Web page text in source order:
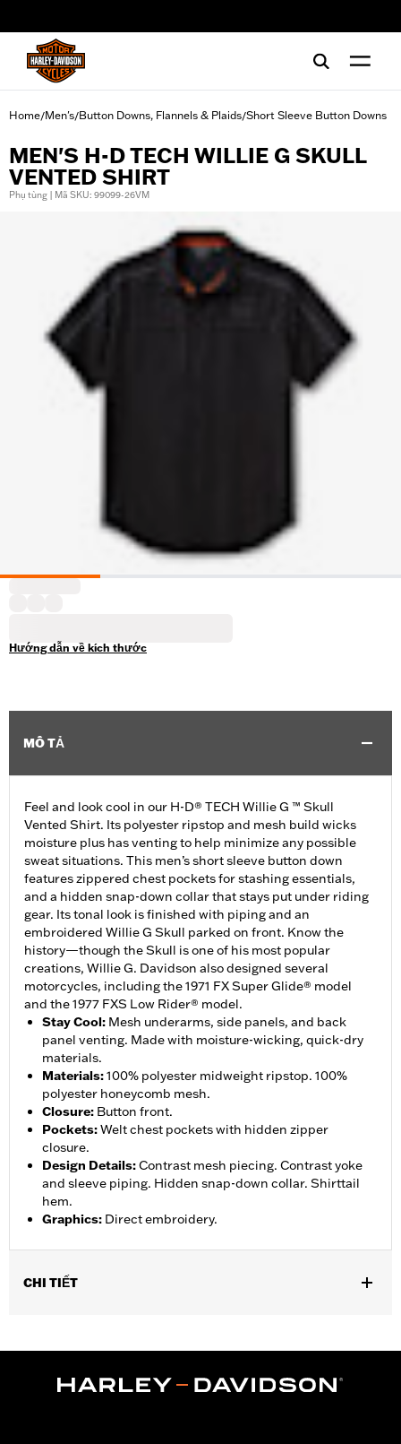
Home/Men's/Button Downs, Flannels & Plaids/Short Sleeve Button Downs
MEN'S H-D TECH WILLIE G SKULL
VENTED SHIRT
Phụ tùng | Mã SKU: 99099-26VM
Hướng dẫn về kích thước
MÔ TẢ
Feel and look cool in our H-D® TECH Willie G ™ Skull
Vented Shirt. Its polyester ripstop and mesh build wicks
moisture plus has venting to help minimize any possible
sweat situations. This men’s short sleeve button down
features zippered chest pockets for stashing essentials,
and a hidden snap-down collar that stays put under riding
gear. Its tonal look is finished with piping and an
embroidered Willie G Skull parked on front. Know the
history—though the Skull is one of his most popular
creations, Willie G. Davidson also designed several
motorcycles, including the 1971 FX Super Glide® model
and the 1977 FXS Low Rider® model.
Stay Cool: Mesh underarms, side panels, and back
panel venting. Made with moisture-wicking, quick-dry
materials.
Materials:100% polyester midweight ripstop. 100%
polyester honeycomb mesh.
Closure: Button front.
Pockets:Welt chest pockets with hidden zipper
closure.
Design Details:Contrast mesh piecing. Contrast yoke
and sleeve piping. Hidden snap-down collar. Shirttail
hem.
Graphics: Direct embroidery.
CHI TIẾT
Functional Features:Pockets,Button Front,Vented
d.com/warrantyfor full details